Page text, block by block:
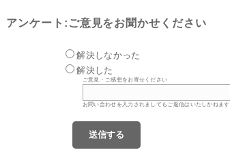
アンケート:ご意見をお聞かせください
解決しなかった
解決した
ご意見・ご感想をお寄せください
お問い合わせを入力されましてもご返信はいたしかねます